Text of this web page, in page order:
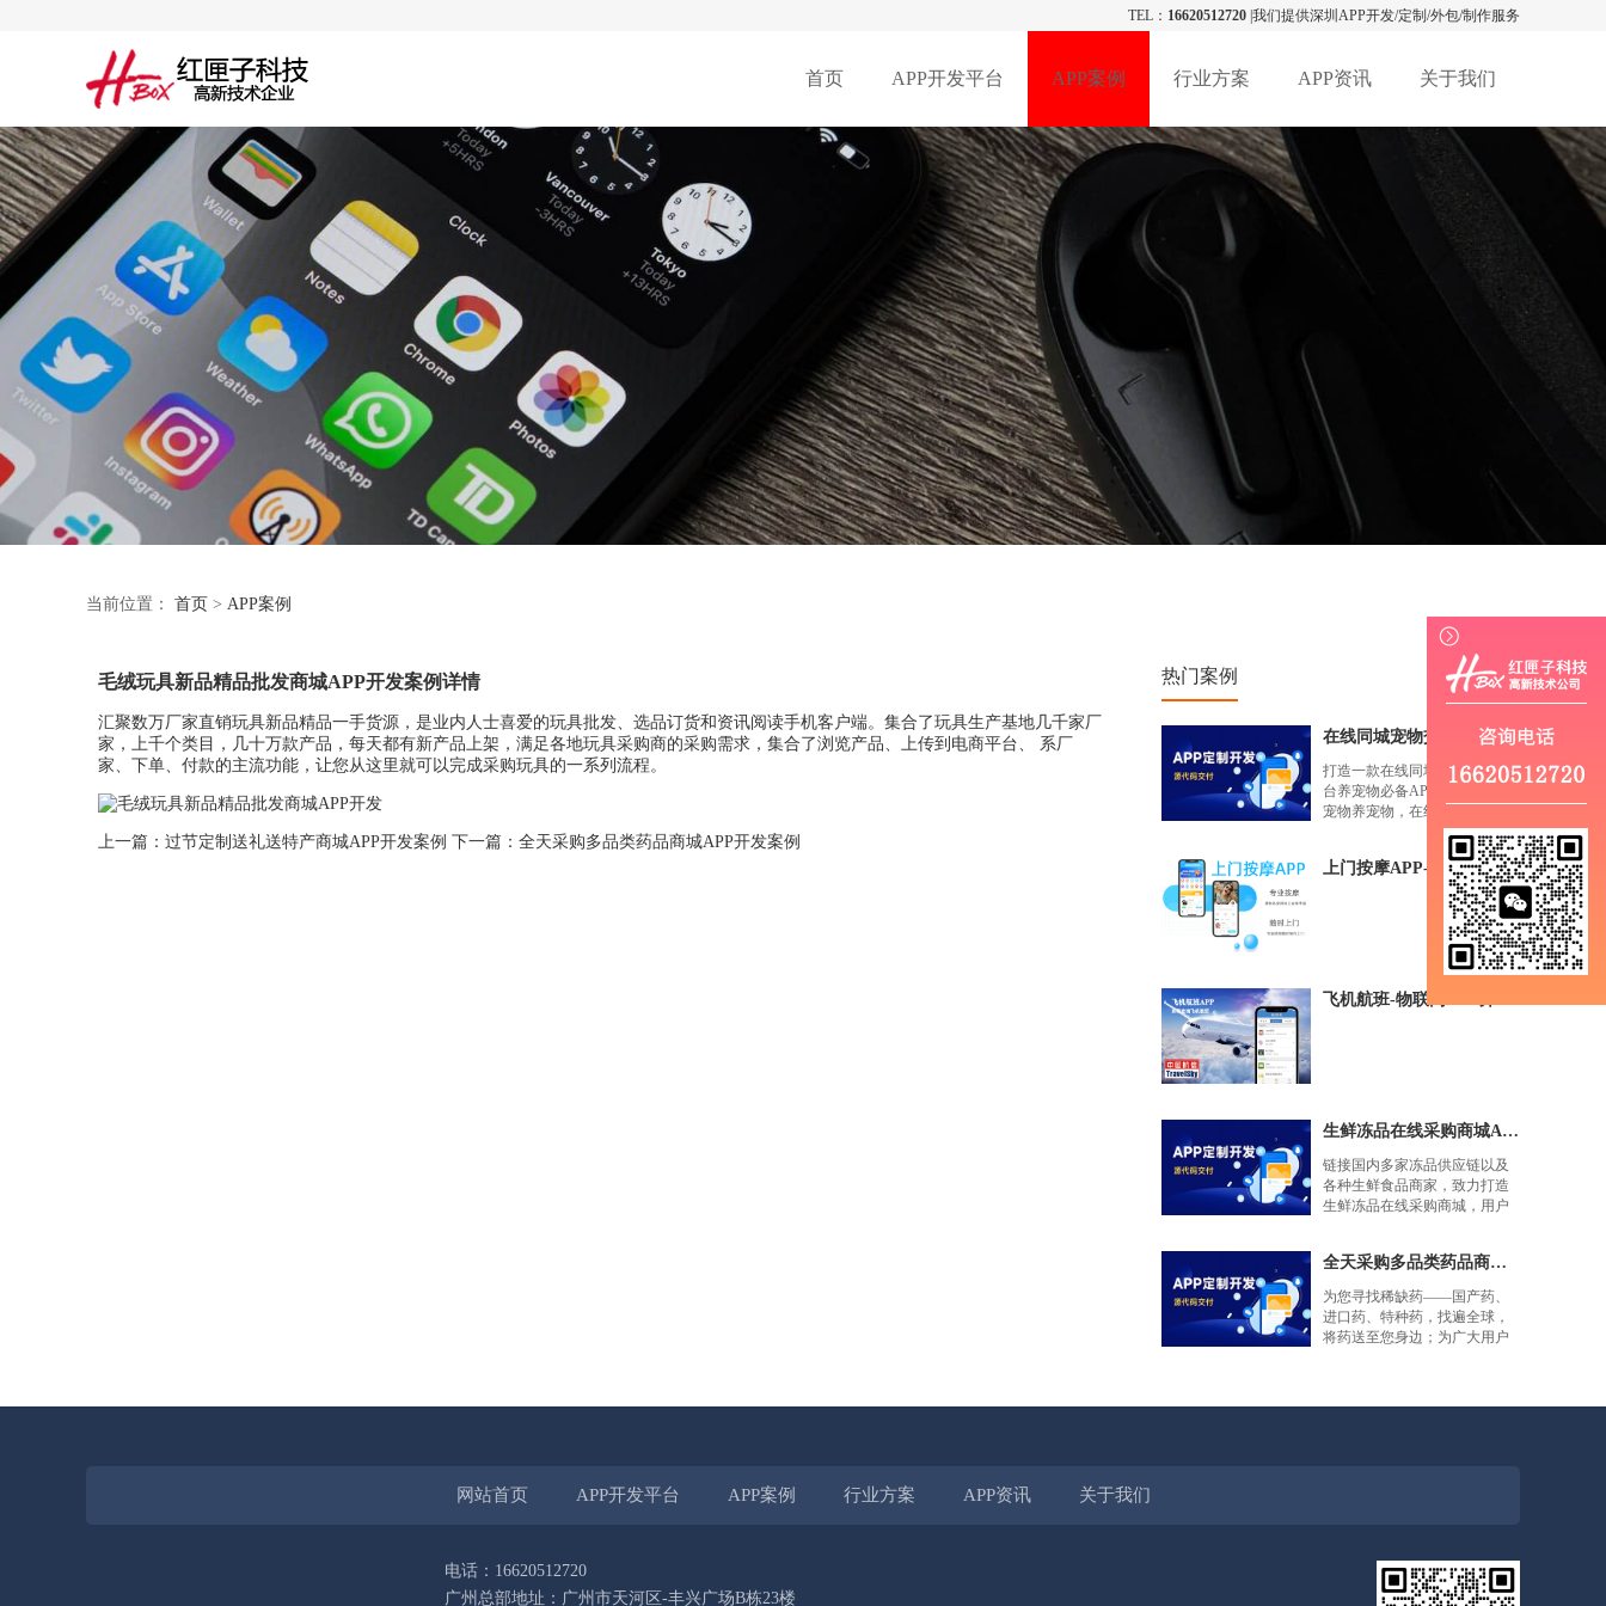
TEL： 16620512720 |我们提供深圳APP开发/定制/外包/制作服务
首页 APP开发平台 APP案例 行业方案 APP资讯 关于我们
当前位置： 首页 > APP案例
毛绒玩具新品精品批发商城APP开发案例详情
汇聚数万厂家直销玩具新品精品一手货源，是业内人士喜爱的玩具批发、选品订货和资讯阅读手机客户端。集合了玩具生产基地几千家厂
家，上千个类目，几十万款产品，每天都有新产品上架，满足各地玩具采购商的采购需求，集合了浏览产品、上传到电商平台、 系厂
家、下单、付款的主流功能，让您从这里就可以完成采购玩具的一系列流程。
上一篇： 过节定制送礼送特产商城APP开发案例 下一篇： 全天采购多品类药品商城APP开发案例
热门案例
在线同城宠物交易养宠物必备APP案例
打造一款在线同城宠物交易平
台养宠物必备APP，买宠物卖
宠物养宠物，在线选购全球汽
运、空运配送，让您足不出户
上门按摩APP-上门服务APP开发案例
生鲜冻品在线采购商城APP平台案例
链接国内多家冻品供应链以及
各种生鲜食品商家，致力打造
生鲜冻品在线采购商城，用户
全天采购多品类药品商城APP开发案例
为您寻找稀缺药——国产药、
进口药、特种药，找遍全球，
将药送至您身边；为广大用户
网站首页 APP开发平台 APP案例 行业方案 APP资讯 关于我们
电话：16620512720
广州总部地址：广州市天河区-丰兴广场B栋23楼